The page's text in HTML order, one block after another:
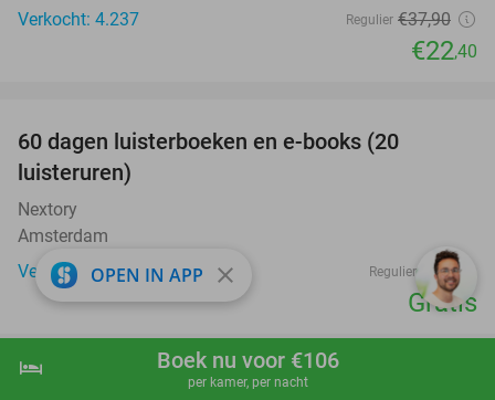
shopping_cart Boek nu
hotel Boek nu voor €106
per kamer, per nacht
Verkocht: 4.237
Regulier €37,90
€22,40
60 dagen luisterboeken en e-books (20
luisteruren)
Nextory
Amsterdam
Verkocht: 6.374
Regulier €24
Gratis
favorite_border
All-in entreeticket voor Verkeers- en
OPEN IN APP close